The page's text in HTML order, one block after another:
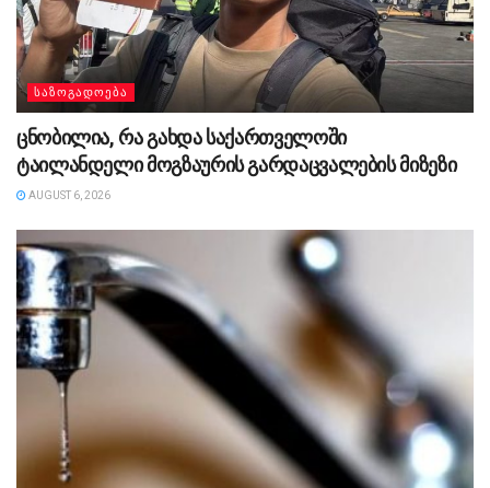
ᲡᲐᲖᲝᲒᲐᲓᲝᲔᲑᲐ
ცნობილია, რა გახდა საქართველოში
ტაილანდელი მოგზაურის გარდაცვალების მიზეზი
AUGUST 6, 2026